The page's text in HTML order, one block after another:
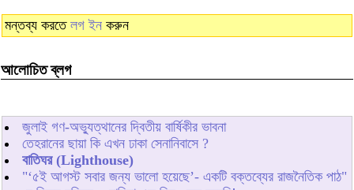
মন্তব্য করতে লগ ইন করুন
আলোচিত ব্লগ
জুলাই গণ-অভ্যুত্থানের দ্বিতীয় বার্ষিকীর ভাবনা
তেহরানের ছায়া কি এখন ঢাকা সেনানিবাসে ?
বাতিঘর (Lighthouse)
"‘৫ই আগস্ট সবার জন্য ভালো হয়েছে’- একটি বক্তব্যের রাজনৈতিক পাঠ"